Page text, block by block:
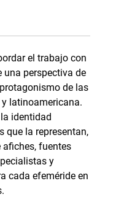
el trabajo con
una perspectiva de
de las
latinoamericana.
identidad
que la representan,
fuentes
y
cada efeméride en